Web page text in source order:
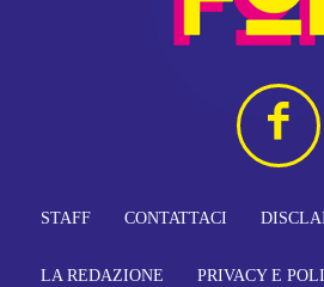
STAFF CONTATTACI
LA REDAZIONE PRIVACY E